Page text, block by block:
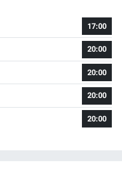
17:00
20:00
20:00
20:00
20:00